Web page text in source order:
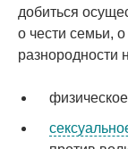
добиться
о чести семьи,
разнородности